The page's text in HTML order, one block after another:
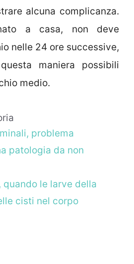
alcuna complicanza.
a casa, non deve
nelle 24 ore successive,
maniera possibili
medio.
problema
patologia da non
quando le larve della
cisti nel corpo